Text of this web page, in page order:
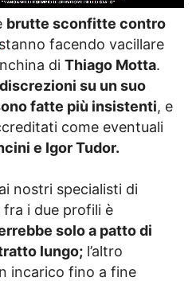
brutte sconfitte contro
stanno facendo vacillare
di Thiago Motta.
su un suo
fatte più insistenti, e
come eventuali
e Igor Tudor.
nostri specialisti di
i due profili è
solo a patto di
lungo; l’altro
incarico fino a fine